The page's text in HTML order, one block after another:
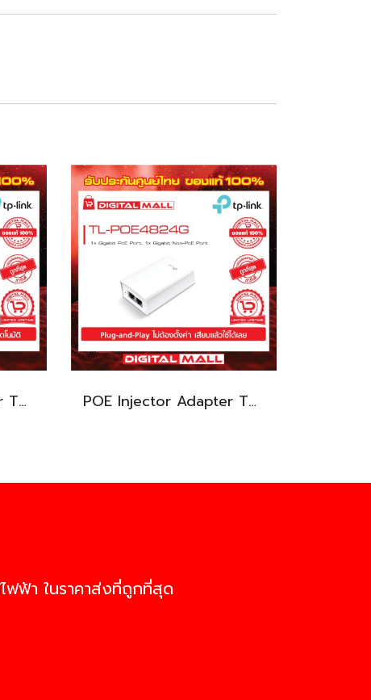
POE Injector Adapter TP-LINK TL-POE150S อุปกรณ์ขยายสัญญาณ POE รับประกันตลอดอายุการใช้งาน POE Injector Adapter TP-LINK TL-POE4824G อุปกรณ์ขยายสัญญาณ POE รับประกันตลอดอายุการใช้งาน
ฟ้า ในราคาส่งที่ถูกที่สุด